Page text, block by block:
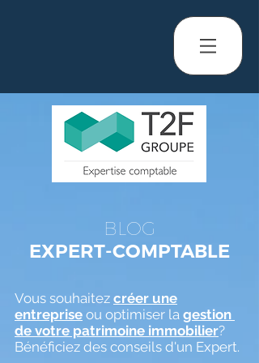
BLOG
EXPERT-COMPTABLE
Vous souhaitez créer une
entreprise ou optimiser la gestion
de votre patrimoine immobilier?
Bénéficiez des conseils d'un Expert.